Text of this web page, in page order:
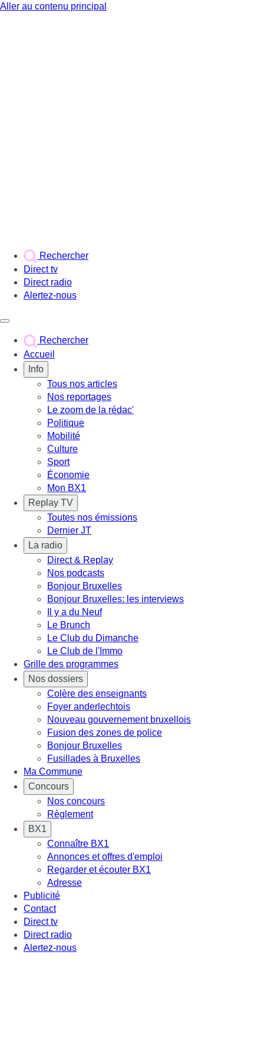
Aller au contenu principal
Rechercher
Direct tv
Direct radio
Alertez-nous
Rechercher
Accueil
Info
Tous nos articles
Nos reportages
Le zoom de la rédac'
Politique
Mobilité
Culture
Sport
Économie
Mon BX1
Replay TV
Toutes nos émissions
Dernier JT
La radio
Direct & Replay
Nos podcasts
Bonjour Bruxelles
Bonjour Bruxelles: les interviews
Il y a du Neuf
Le Brunch
Le Club du Dimanche
Le Club de l'Immo
Grille des programmes
Nos dossiers
Colère des enseignants
Foyer anderlechtois
Nouveau gouvernement bruxellois
Fusion des zones de police
Bonjour Bruxelles
Fusillades à Bruxelles
Ma Commune
Concours
Nos concours
Règlement
BX1
Connaître BX1
Annonces et offres d'emploi
Regarder et écouter BX1
Adresse
Publicité
Contact
Direct tv
Direct radio
Alertez-nous